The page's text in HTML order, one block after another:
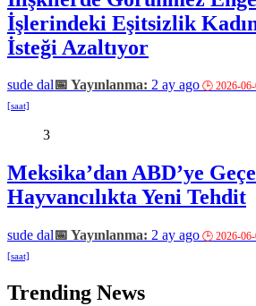
İşlerindeki Eşitsizlik
İsteği Azaltıyor
sude dal 2 ay ago
3
Meksika’dan ABD’ye
Hayvancılıkta Yeni Tehdit
sude dal 2 ay ago
Trending News